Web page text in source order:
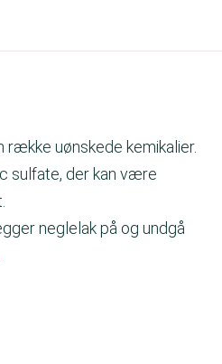
række uønskede kemikalier.
sulfate, der kan være
neglelak på og undgå